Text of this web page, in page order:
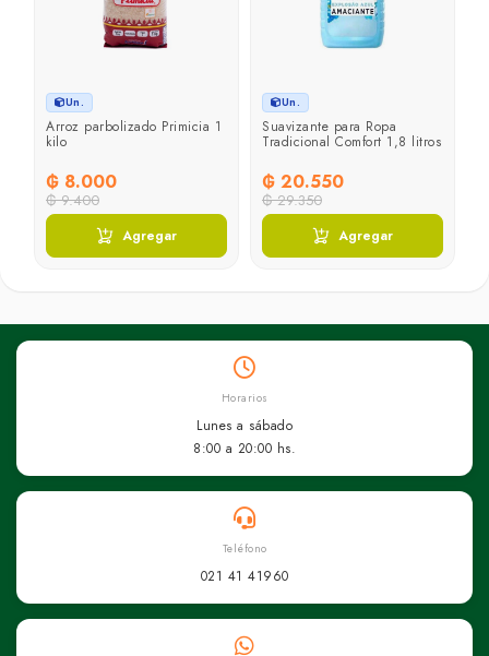
Un.
Arroz parbolizado Primicia 1
kilo
₲ 8.000
₲ 9.400
Agregar
Un.
Suavizante para Ropa
Tradicional Comfort 1,8 litros
₲ 20.550
₲ 29.350
Agregar
Horarios
Lunes a sábado
8:00 a 20:00 hs.
Teléfono
021 41 41960